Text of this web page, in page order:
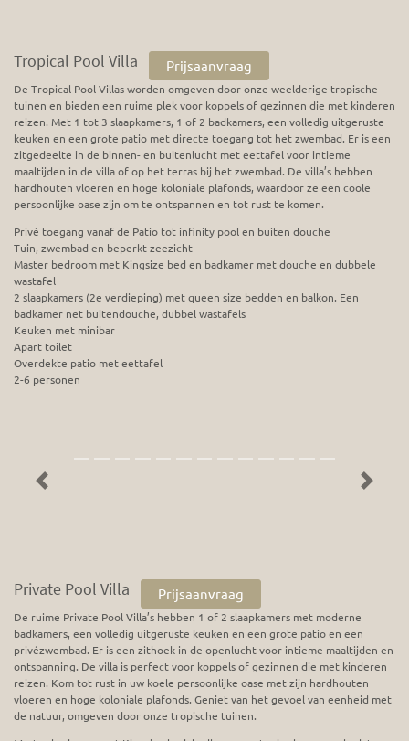
Tropical Pool Villa Prijsaanvraag
De Tropical Pool Villas worden omgeven door onze weelderige tropische
tuinen en bieden een ruime plek voor koppels of gezinnen die met kinderen
reizen. Met 1 tot 3 slaapkamers, 1 of 2 badkamers, een volledig uitgeruste
keuken en een grote patio met directe toegang tot het zwembad. Er is een
zitgedeelte in de binnen- en buitenlucht met eettafel voor intieme
maaltijden in de villa of op het terras bij het zwembad. De villa’s hebben
hardhouten vloeren en hoge koloniale plafonds, waardoor ze een coole
persoonlijke oase zijn om te ontspannen en tot rust te komen.
Privé toegang vanaf de Patio tot infinity pool en buiten douche
Tuin, zwembad en beperkt zeezicht
Master bedroom met Kingsize bed en badkamer met douche en dubbele
wastafel
2 slaapkamers (2e verdieping) met queen size bedden en balkon. Een
badkamer net buitendouche, dubbel wastafels
Keuken met minibar
Apart toilet
Overdekte patio met eettafel
2-6 personen
Previous Next
Private Pool Villa Prijsaanvraag
De ruime Private Pool Villa’s hebben 1 of 2 slaapkamers met moderne
badkamers, een volledig uitgeruste keuken en een grote patio en een
privézwembad. Er is een zithoek in de openlucht voor intieme maaltijden en
ontspanning. De villa is perfect voor koppels of gezinnen die met kinderen
reizen. Kom tot rust in uw koele persoonlijke oase met zijn hardhouten
vloeren en hoge koloniale plafonds. Geniet van het gevoel van eenheid met
de natuur, omgeven door onze tropische tuinen.